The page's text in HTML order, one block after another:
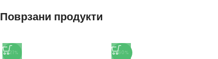
Поврзани продукти
-21% -60%